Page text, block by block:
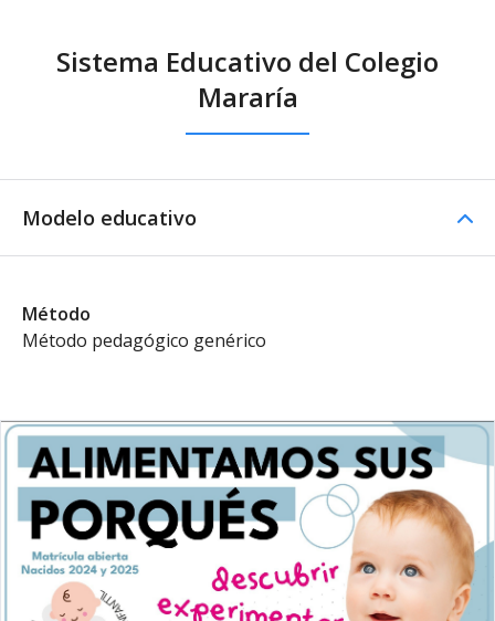
Sistema Educativo del Colegio
Mararía
Modelo educativo
Método
Método pedagógico genérico